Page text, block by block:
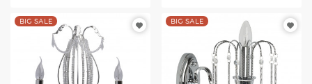
BIG SALE BIG SALE